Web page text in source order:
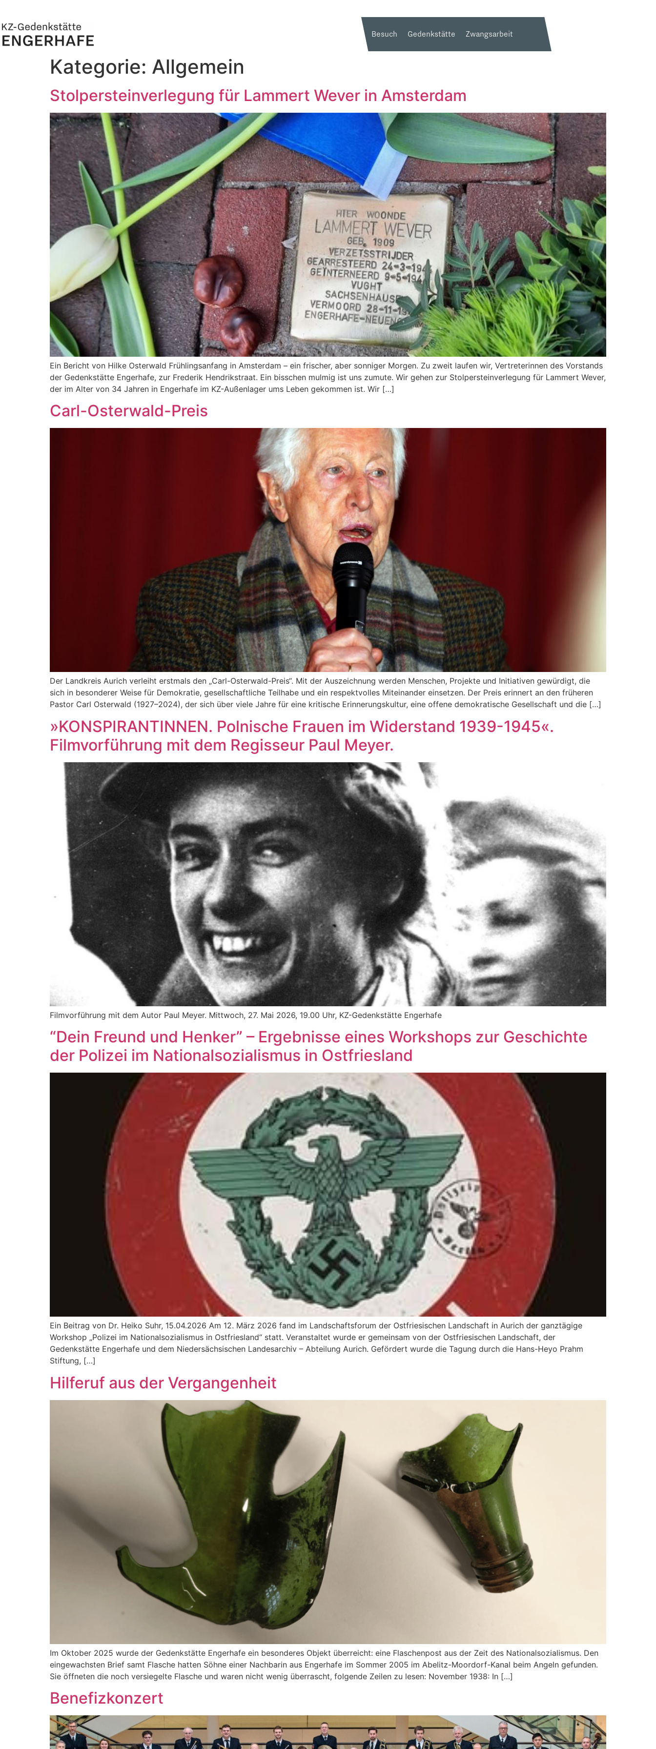
Besuch Gedenkstätte Zwangsarbeit
Kategorie: Allgemein
Stolpersteinverlegung für Lammert Wever in Amsterdam
Ein Bericht von Hilke Osterwald Frühlingsanfang in Amsterdam – ein frischer, aber sonniger Morgen. Zu zweit laufen wir, Vertreterinnen des Vorstands
der Gedenkstätte Engerhafe, zur Frederik Hendrikstraat. Ein bisschen mulmig ist uns zumute. Wir gehen zur Stolpersteinverlegung für Lammert Wever,
der im Alter von 34 Jahren in Engerhafe im KZ-Außenlager ums Leben gekommen ist. Wir […]
Carl-Osterwald-Preis
Der Landkreis Aurich verleiht erstmals den „Carl-Osterwald-Preis“. Mit der Auszeichnung werden Menschen, Projekte und Initiativen gewürdigt, die
sich in besonderer Weise für Demokratie, gesellschaftliche Teilhabe und ein respektvolles Miteinander einsetzen. Der Preis erinnert an den früheren
Pastor Carl Osterwald (1927–2024), der sich über viele Jahre für eine kritische Erinnerungskultur, eine offene demokratische Gesellschaft und die […]
»KONSPIRANTINNEN. Polnische Frauen im Widerstand 1939-1945«.
Filmvorführung mit dem Regisseur Paul Meyer.
Filmvorführung mit dem Autor Paul Meyer. Mittwoch, 27. Mai 2026, 19.00 Uhr, KZ-Gedenkstätte Engerhafe
“Dein Freund und Henker” – Ergebnisse eines Workshops zur Geschichte
der Polizei im Nationalsozialismus in Ostfriesland
Ein Beitrag von Dr. Heiko Suhr, 15.04.2026 Am 12. März 2026 fand im Landschaftsforum der Ostfriesischen Landschaft in Aurich der ganztägige
Workshop „Polizei im Nationalsozialismus in Ostfriesland“ statt. Veranstaltet wurde er gemeinsam von der Ostfriesischen Landschaft, der
Gedenkstätte Engerhafe und dem Niedersächsischen Landesarchiv – Abteilung Aurich. Gefördert wurde die Tagung durch die Hans-Heyo Prahm
Stiftung, […]
Hilferuf aus der Vergangenheit
Im Oktober 2025 wurde der Gedenkstätte Engerhafe ein besonderes Objekt überreicht: eine Flaschenpost aus der Zeit des Nationalsozialismus. Den
eingewachsten Brief samt Flasche hatten Söhne einer Nachbarin aus Engerhafe im Sommer 2005 im Abelitz-Moordorf-Kanal beim Angeln gefunden.
Sie öffneten die noch versiegelte Flasche und waren nicht wenig überrascht, folgende Zeilen zu lesen: November 1938: In […]
Benefizkonzert